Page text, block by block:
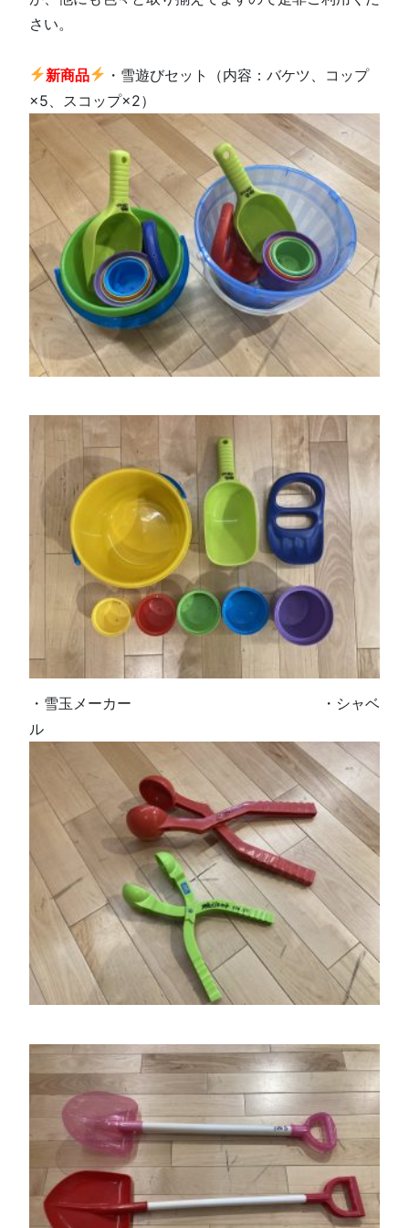
さい。
新商品
・雪遊びセット（内容：バケツ、コップ
×5、スコップ×2）
・雪玉メーカー ・シャベ
ル